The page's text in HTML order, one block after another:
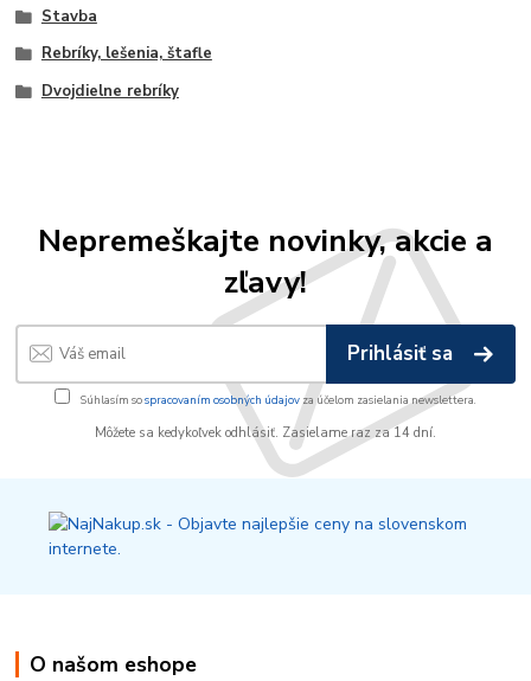
Stavba
Rebríky, lešenia, štafle
Dvojdielne rebríky
Nepremeškajte novinky, akcie a
zľavy!
Prihlásiť sa
Súhlasím sospracovaním osobných údajov za účelom zasielania newslettera.
Môžete sa kedykoľvek odhlásiť. Zasielame raz za 14 dní.
O našom eshope